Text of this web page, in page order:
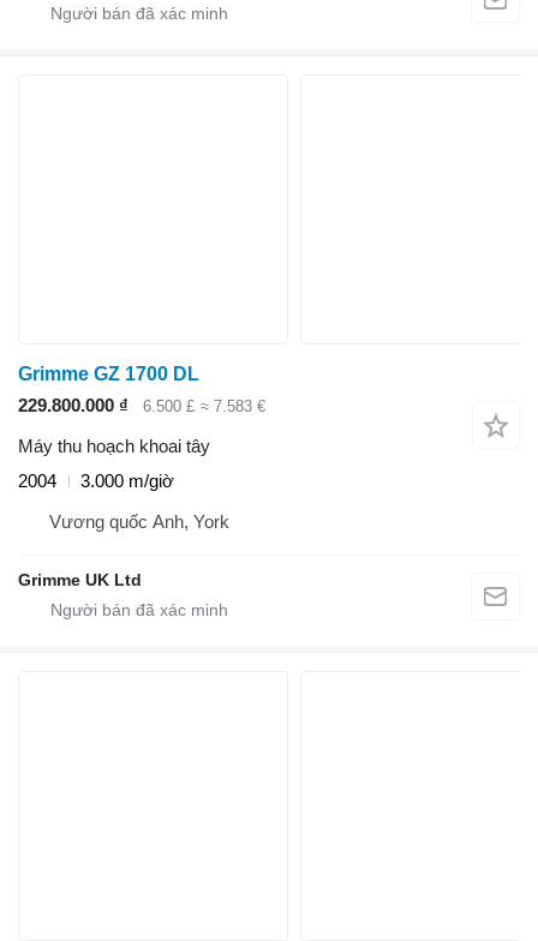
Grimme GZ 1700 DL
229.800.000 ₫
6.500 £ ≈ 7.583 €
Máy thu hoạch khoai tây
2004
3.000 m/giờ
Vương quốc Anh, York
Grimme UK Ltd